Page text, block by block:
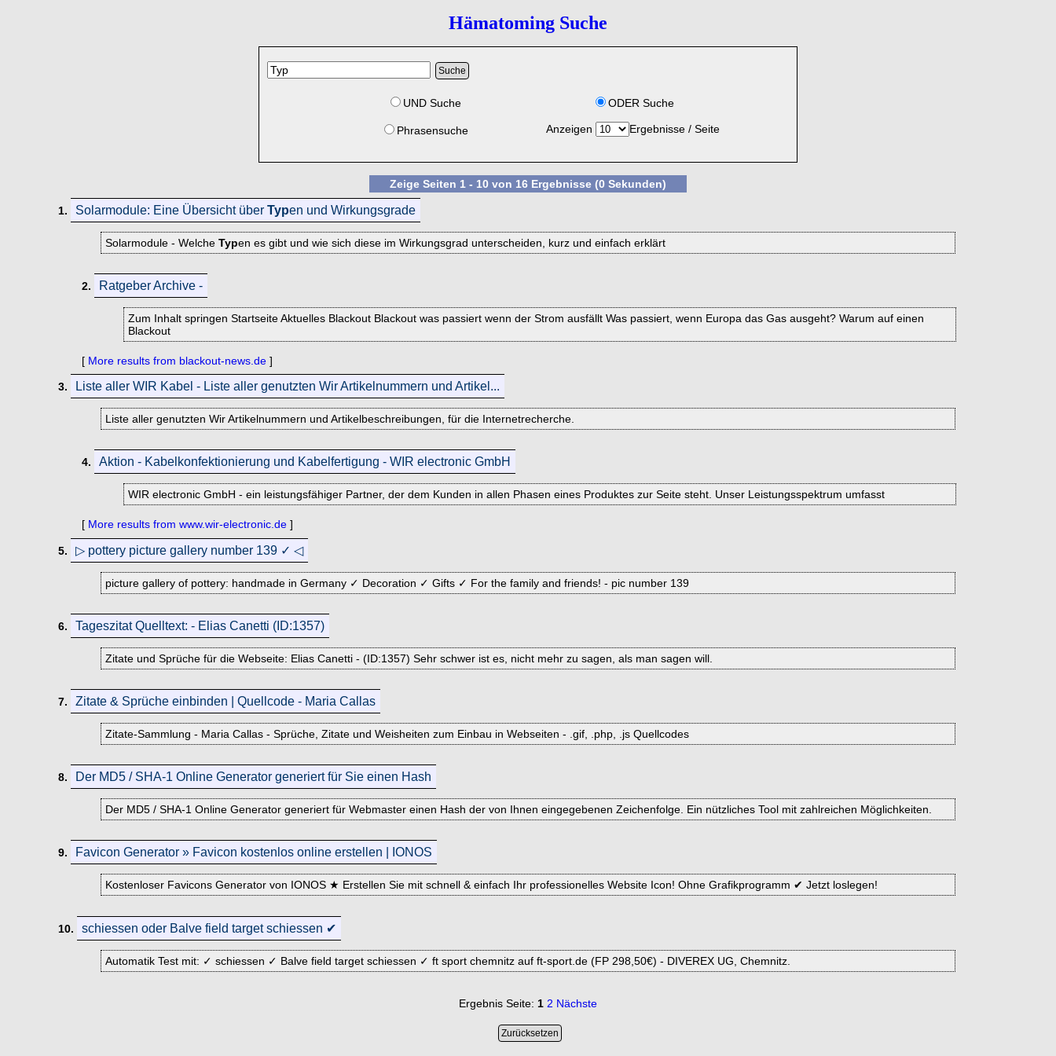
Hämatoming Suche
UND Suche
Phrasensuche
ODER Suche
Anzeigen Ergebnisse / Seite
Zeige Seiten 1 - 10 von 16 Ergebnisse (0 Sekunden)
1. Solarmodule: Eine Übersicht überTypen und Wirkungsgrade
Solarmodule - WelcheTypen es gibt und wie sich diese im Wirkungsgrad unterscheiden, kurz und einfach erklärt
2. Ratgeber Archive -
Zum Inhalt springen Startseite Aktuelles Blackout Blackout was passiert wenn der Strom ausfällt Was passiert, wenn Europa das Gas ausgeht? Warum auf einen
Blackout
[ More results from blackout-news.de ]
3. Liste aller WIR Kabel - Liste aller genutzten Wir Artikelnummern und Artikel...
Liste aller genutzten Wir Artikelnummern und Artikelbeschreibungen, für die Internetrecherche.
4. Aktion - Kabelkonfektionierung und Kabelfertigung - WIR electronic GmbH
WIR electronic GmbH - ein leistungsfähiger Partner, der dem Kunden in allen Phasen eines Produktes zur Seite steht. Unser Leistungsspektrum umfasst
[ More results from www.wir-electronic.de ]
5. ▷ pottery picture gallery number 139 ✓ ◁
picture gallery of pottery: handmade in Germany ✓ Decoration ✓ Gifts ✓ For the family and friends! - pic number 139
6. Tageszitat Quelltext: - Elias Canetti (ID:1357)
Zitate und Sprüche für die Webseite: Elias Canetti - (ID:1357) Sehr schwer ist es, nicht mehr zu sagen, als man sagen will.
7. Zitate & Sprüche einbinden | Quellcode - Maria Callas
Zitate-Sammlung - Maria Callas - Sprüche, Zitate und Weisheiten zum Einbau in Webseiten - .gif, .php, .js Quellcodes
8. Der MD5 / SHA-1 Online Generator generiert für Sie einen Hash
Der MD5 / SHA-1 Online Generator generiert für Webmaster einen Hash der von Ihnen eingegebenen Zeichenfolge. Ein nützliches Tool mit zahlreichen Möglichkeiten.
9. Favicon Generator » Favicon kostenlos online erstellen | IONOS
Kostenloser Favicons Generator von IONOS ★ Erstellen Sie mit schnell & einfach Ihr professionelles Website Icon! Ohne Grafikprogramm ✔ Jetzt loslegen!
10. schiessen oder Balve field target schiessen ✔
Automatik Test mit: ✓ schiessen ✓ Balve field target schiessen ✓ ft sport chemnitz auf ft-sport.de (FP 298,50€) - DIVEREX UG, Chemnitz.
Ergebnis Seite: 1 2 Nächste